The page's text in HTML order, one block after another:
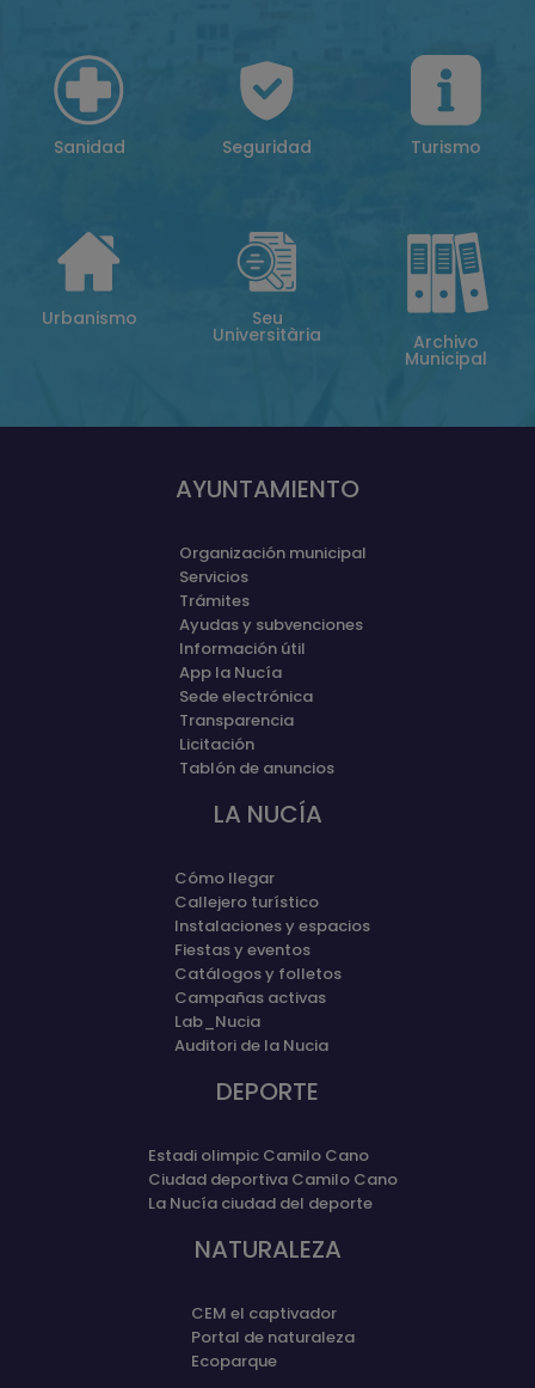
Sanidad Seguridad Turismo
Urbanismo Seu
Universitària Archivo
Municipal
AYUNTAMIENTO
Organización municipal
Servicios
Trámites
Ayudas y subvenciones
Información útil
App la Nucía
Sede electrónica
Transparencia
Licitación
Tablón de anuncios
LA NUCÍA
Cómo llegar
Callejero turístico
Instalaciones y espacios
Fiestas y eventos
Catálogos y folletos
Campañas activas
Lab_Nucia
Auditori de la Nucia
DEPORTE
Estadi olimpic Camilo Cano
Ciudad deportiva Camilo Cano
La Nucía ciudad del deporte
NATURALEZA
CEM el captivador
Portal de naturaleza
Ecoparque